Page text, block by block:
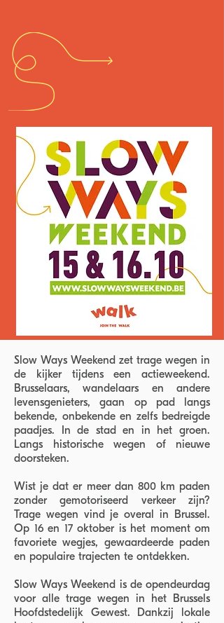
Slow Ways Weekend zet trage wegen in
de kijker tijdens een actieweekend.
Brusselaars, wandelaars en andere
levensgenieters, gaan op pad langs
bekende, onbekende en zelfs bedreigde
paadjes. In de stad en in het groen.
Langs historische wegen of nieuwe
doorsteken.
Wist je dat er meer dan 800 km paden
zonder gemotoriseerd verkeer zijn?
Trage wegen vind je overal in Brussel.
Op 16 en 17 oktober is het moment om
favoriete wegjes, gewaardeerde paden
en populaire trajecten te ontdekken.
Slow Ways Weekend is de opendeurdag
voor alle trage wegen in het Brussels
Hoofdstedelijk Gewest. Dankzij lokale